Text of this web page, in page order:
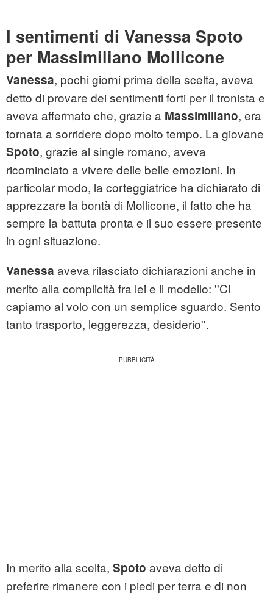
I sentimenti di Vanessa Spoto
per Massimiliano Mollicone
Vanessa, pochi giorni prima della scelta, aveva
detto di provare dei sentimenti forti per il tronista e
aveva affermato che, grazie a Massimiliano, era
tornata a sorridere dopo molto tempo. La giovane
Spoto, grazie al single romano, aveva
ricominciato a vivere delle belle emozioni. In
particolar modo, la corteggiatrice ha dichiarato di
apprezzare la bontà di Mollicone, il fatto che ha
sempre la battuta pronta e il suo essere presente
in ogni situazione.
Vanessa aveva rilasciato dichiarazioni anche in
merito alla complicità fra lei e il modello: ''Ci
capiamo al volo con un semplice sguardo. Sento
tanto trasporto, leggerezza, desiderio''.
In merito alla scelta, Spoto aveva detto di
preferire rimanere con i piedi per terra e di non